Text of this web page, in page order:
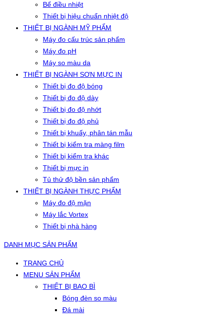
Bể điều nhiệt
Thiết bị hiệu chuẩn nhiệt độ
THIẾT BỊ NGÀNH MỸ PHẨM
Máy đo cấu trúc sản phẩm
Máy đo pH
Máy so màu da
THIẾT BỊ NGÀNH SƠN MỰC IN
Thiết bị đo độ bóng
Thiết bị đo độ dày
Thiết bị đo độ nhớt
Thiết bị đo độ phủ
Thiết bị khuấy, phân tán mẫu
Thiết bị kiểm tra màng film
Thiết bị kiểm tra khác
Thiết bị mực in
Tủ thử độ bền sản phẩm
THIẾT BỊ NGÀNH THỰC PHẨM
Máy đo độ mặn
Máy lắc Vortex
Thiết bị nhà hàng
DANH MỤC SẢN PHẨM
TRANG CHỦ
MENU SẢN PHẨM
THIẾT BỊ BAO BÌ
Bóng đèn so màu
Đá mài